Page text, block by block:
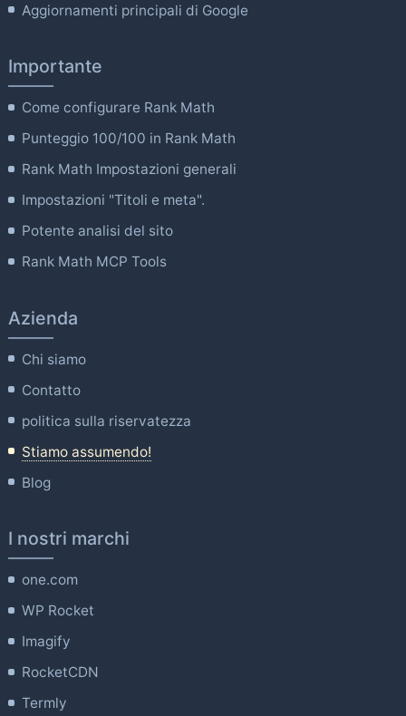
Aggiornamenti principali di Google
Importante
Come configurare Rank Math
Punteggio 100/100 in Rank Math
Rank Math Impostazioni generali
Impostazioni "Titoli e meta".
Potente analisi del sito
Rank Math MCP Tools
Azienda
Chi siamo
Contatto
politica sulla riservatezza
Stiamo assumendo!
Blog
I nostri marchi
one.com
WP Rocket
Imagify
RocketCDN
Termly